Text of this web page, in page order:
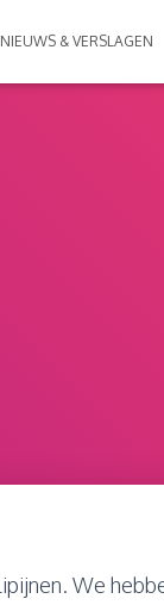
NIEUWS & VERSLAGEN
We